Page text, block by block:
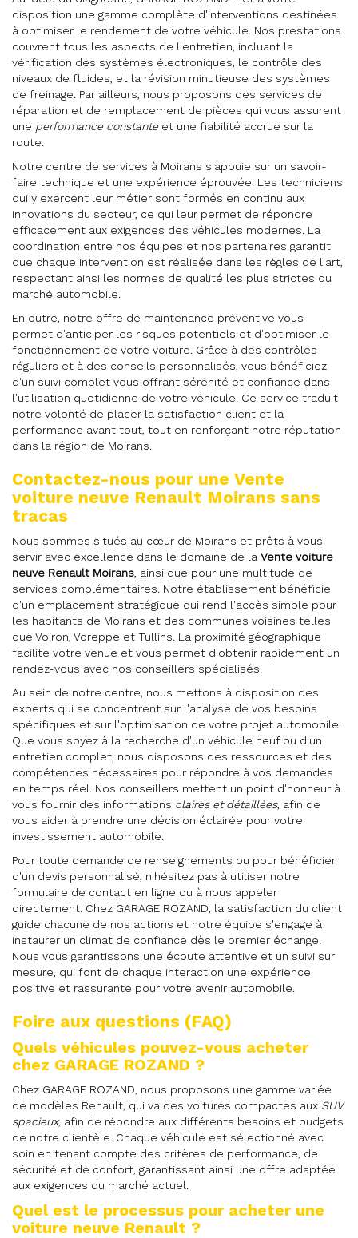
disposition une gamme complète d'interventions destinées
à optimiser le rendement de votre véhicule. Nos prestations
couvrent tous les aspects de l'entretien, incluant la
vérification des systèmes électroniques, le contrôle des
niveaux de fluides, et la révision minutieuse des systèmes
de freinage. Par ailleurs, nous proposons des services de
réparation et de remplacement de pièces qui vous assurent
une performance constanteet une fiabilité accrue sur la
route.
Notre centre de services à Moirans s'appuie sur un savoir-
faire technique et une expérience éprouvée. Les techniciens
qui y exercent leur métier sont formés en continu aux
innovations du secteur, ce qui leur permet de répondre
efficacement aux exigences des véhicules modernes. La
coordination entre nos équipes et nos partenaires garantit
que chaque intervention est réalisée dans les règles de l'art,
respectant ainsi les normes de qualité les plus strictes du
marché automobile.
En outre, notre offre de maintenance préventive vous
permet d'anticiper les risques potentiels et d'optimiser le
fonctionnement de votre voiture. Grâce à des contrôles
réguliers et à des conseils personnalisés, vous bénéficiez
d'un suivi complet vous offrant sérénité et confiance dans
l'utilisation quotidienne de votre véhicule. Ce service traduit
notre volonté de placer la satisfaction client et la
performance avant tout, tout en renforçant notre réputation
dans la région de Moirans.
Contactez-nous pour une Vente
voiture neuve Renault Moirans sans
tracas
Nous sommes situés au cœur de Moirans et prêts à vous
servir avec excellence dans le domaine de la Vente voiture
neuve Renault Moirans , ainsi que pour une multitude de
services complémentaires. Notre établissement bénéficie
d'un emplacement stratégique qui rend l'accès simple pour
les habitants de Moirans et des communes voisines telles
que Voiron, Voreppe et Tullins. La proximité géographique
facilite votre venue et vous permet d'obtenir rapidement un
rendez-vous avec nos conseillers spécialisés.
Au sein de notre centre, nous mettons à disposition des
experts qui se concentrent sur l'analyse de vos besoins
spécifiques et sur l'optimisation de votre projet automobile.
Que vous soyez à la recherche d'un véhicule neuf ou d'un
entretien complet, nous disposons des ressources et des
compétences nécessaires pour répondre à vos demandes
en temps réel. Nos conseillers mettent un point d'honneur à
vous fournir des informations claires et détaillées, afin de
vous aider à prendre une décision éclairée pour votre
investissement automobile.
Pour toute demande de renseignements ou pour bénéficier
d'un devis personnalisé, n'hésitez pas à utiliser notre
formulaire de contact en ligne ou à nous appeler
directement. Chez GARAGE ROZAND, la satisfaction du client
guide chacune de nos actions et notre équipe s'engage à
instaurer un climat de confiance dès le premier échange.
Nous vous garantissons une écoute attentive et un suivi sur
mesure, qui font de chaque interaction une expérience
positive et rassurante pour votre avenir automobile.
Foire aux questions (FAQ)
Quels véhicules pouvez-vous acheter
chez GARAGE ROZAND ?
Chez GARAGE ROZAND, nous proposons une gamme variée
de modèles Renault, qui va des voitures compactes aux SUV
spacieux, afin de répondre aux différents besoins et budgets
de notre clientèle. Chaque véhicule est sélectionné avec
soin en tenant compte des critères de performance, de
sécurité et de confort, garantissant ainsi une offre adaptée
aux exigences du marché actuel.
Quel est le processus pour acheter une
voiture neuve Renault ?